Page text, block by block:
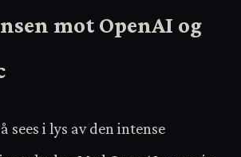
mot OpenAI og
sees i lys av den intense